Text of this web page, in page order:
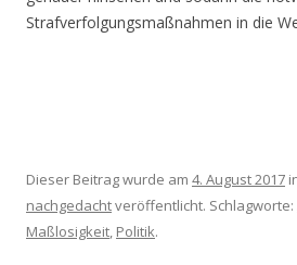
Strafverfolgungsmaßnahmen in die
Dieser Beitrag wurde am 4. August 2017
nachgedachtveröffentlicht. Schlagworte:
Maßlosigkeit Politik.